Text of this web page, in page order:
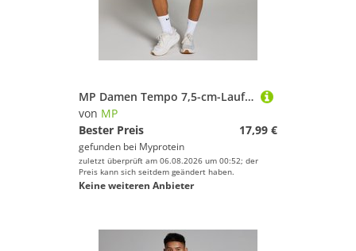
MP Damen Tempo 7,5-cm-Laufhorts – Schwarz - S
von MP
Bester Preis
17,99 €
gefunden bei Myprotein
zuletzt überprüft am 06.08.2026 um 00:52; der
Preis kann sich seitdem geändert haben.
Keine weiteren Anbieter